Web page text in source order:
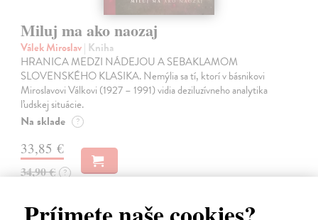
Miluj ma ako naozaj
Válek Miroslav| Kniha
HRANICA MEDZI NÁDEJOU A SEBAKLAMOM
SLOVENSKÉHO KLASIKA. Nemýlia sa tí, ktorí v básnikovi
Miroslavovi Válkovi (1927 – 1991) vidia deziluzívneho analytika
ľudskej situácie.
Na sklade ?
33,85 €
34,90 € ?